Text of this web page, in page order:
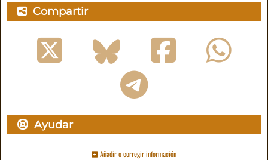
Compartir
Ayudar
Añadir o corregir información